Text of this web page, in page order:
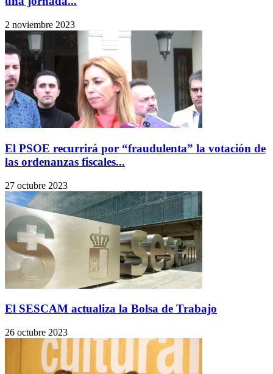
2 noviembre 2023
El PSOE recurrirá por “fraudulenta” la votación de
las ordenanzas fiscales...
27 octubre 2023
El SESCAM actualiza la Bolsa de Trabajo
26 octubre 2023